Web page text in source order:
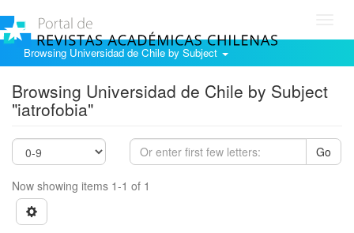
Browsing Universidad de Chile by Subject
Browsing Universidad de Chile by Subject
"iatrofobia"
Go
Now showing items 1-1 of 1